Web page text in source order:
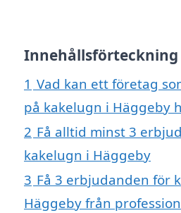
Innehållsförteckning
1 Vad kan ett företag
på kakelugn i Häggeby
2 Få alltid minst 3
kakelugn i Häggeby
3 Få 3 erbjudanden för
Häggeby från